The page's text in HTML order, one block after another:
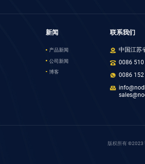
新闻
产品新闻
公司新闻
博客
联系我们
中国江苏
0086
0086
版权所有 ©2023